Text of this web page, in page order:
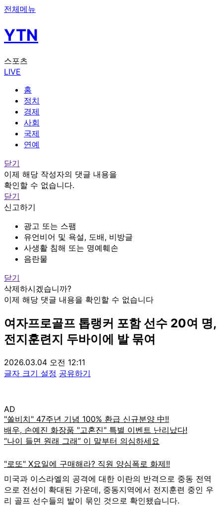
전체메뉴
YTN
스포츠
LIVE
홈
정치
경제
사회
국제
연예
닫기
이제 해당 작성자의 댓글 내용을
확인할 수 없습니다.
닫기
신고하기
광고 또는 스팸
유언비어 및 욕설, 도배, 비방글
사생활 침해 또는 명예훼손
음란물
닫기
삭제하시겠습니까?
이제 해당 댓글 내용을 확인할 수 없습니다
여자프로골프 톱랭커 포함 선수 20여 명,
전지훈련지 두바이에 발 묶여
2026.03.04 오전 12:11
글자 크기 설정 공유하기
AD
미국과 이스라엘의 공격에 대한 이란의 반격으로 중동 전역
으로 전선이 확대된 가운데, 중동지역에서 전지훈련 중인 우
리 골프 선수들의 발이 묶인 것으로 확인됐습니다.